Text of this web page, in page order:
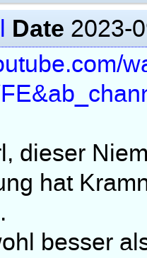
Date 2023-
dieser
hat
besser